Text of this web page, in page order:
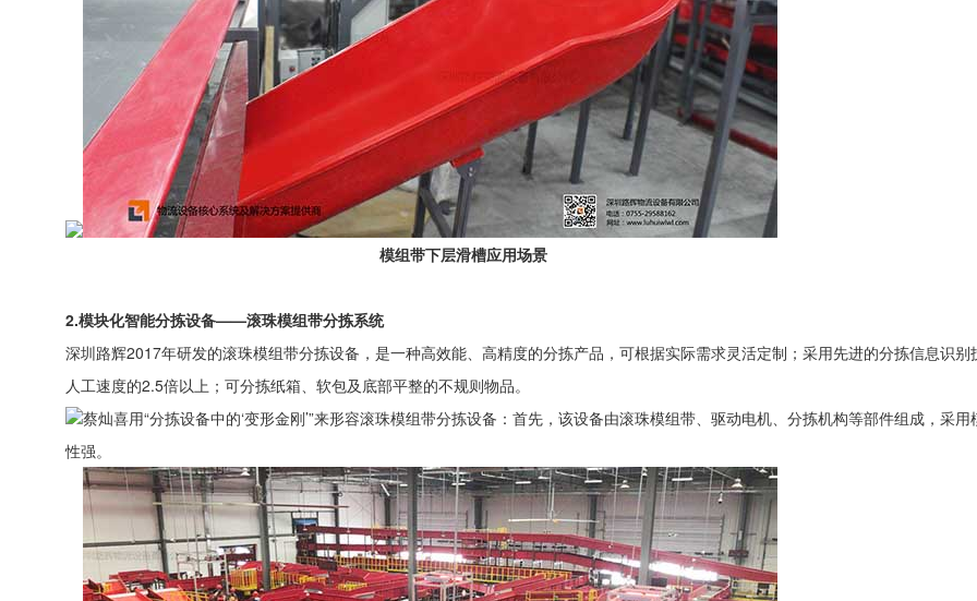
模组带下层滑槽应用场景
2.模块化智能分拣设备——滚珠模组带分拣系统
深圳路辉2017年研发的滚珠模组带分拣设备，是一种高效能、高精度的分拣产品，可根据实际需求灵活定制；采用先进的分拣信息识
人工速度的2.5倍以上；可分拣纸箱、软包及底部平整的不规则物品。
蔡灿喜用“分拣设备中的‘变形金刚’”来形容滚珠模组带分拣设备：首先，该设备由滚珠模组带、驱动电机、分拣机构等部件组成，采
性强。